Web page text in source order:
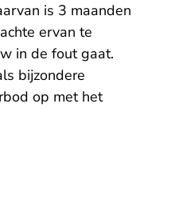
is 3 maanden
ervan te
in de fout gaat.
bijzondere
op met het